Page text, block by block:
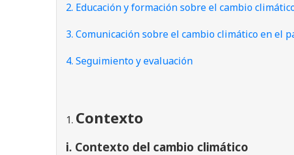
2. Educación y formación sobre el cambio
3. Comunicación sobre el cambio climático en el
4. Seguimiento y evaluación
Contexto
i. Contexto del cambio climático